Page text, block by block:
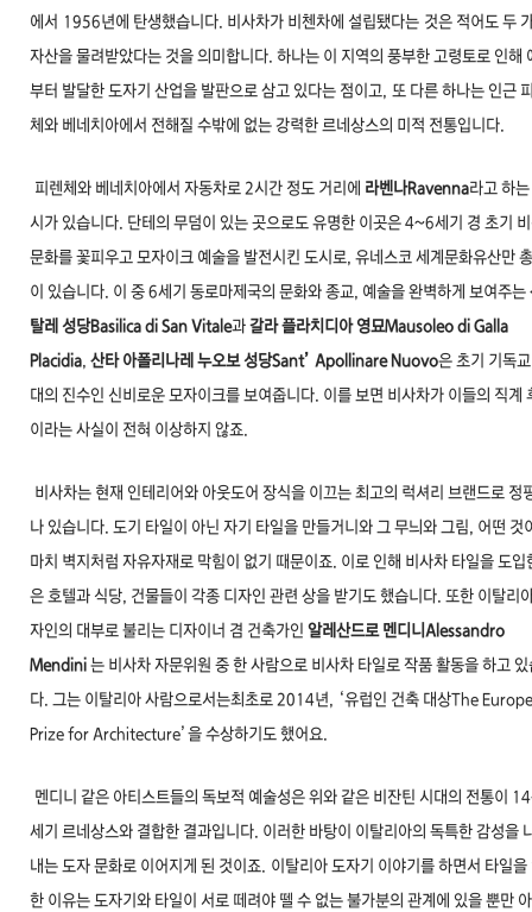
에서 1956년에 탄생했습니다. 비사차가 비첸차에 설립됐다는 것은 적어도 두
자산을 물려받았다는 것을 의미합니 다. 하나는 이 지역의 풍부한 고령토로 인해
부터 발달한 도자기 산업을 발판으로 삼고 있다는 점이고, 또 다른 하나는 인근
체와 베네치아에서 전해질 수밖에 없는 강력한 르네상스의 미적 전통입니다.
피렌체와 베네치아에서 자동차로 2시간 정도 거리에 라벤나Ravenna라고 하
시가 있습니다. 단테의 무덤이 있는 곳으로도 유명한 이곳은 4~6세기 경 초기
문화를 꽃피우고 모자이크 예술을 발전시킨 도시로, 유네스코 세계문화유산만
이 있습니다. 이 중 6세기 동로마제국의 문화와 종교, 예술을 완벽하게 보여주는
탈레 성당Basilica di San Vitale과갈라 플라치디아 영묘Mausoleo di Galla
Placidia, 산타 아폴리나레 누오보 성당Sant’ Apollinare Nuovo은 초기 기독
대의 진수인 신비로운 모자이크를 보여줍니다. 이를 보면 비사차가 이들의 직계
이라는 사실이 전혀 이상하지 않죠.
비사차는 현재 인테리어와 아웃도어 장식을 이끄는 최고의 럭셔리 브랜드로 정
나 있습니다. 도기 타일이 아닌 자기 타일을 만들거니와 그 무늬와 그림, 어떤 것
마치 벽지처럼 자유자재로 막힘이 없기 때문이죠. 이로 인해 비사차 타일을 도입
은 호텔과 식당, 건물들이 각종 디자인 관련 상을 받기도 했습니다. 또한 이탈리
자인의 대부로 불리는 디자이너 겸 건축가인 알레산드로 멘디니Alessandro
Mendini는 비사차 자문위원 중 한 사람으로 비사차 타일로 작품 활동을 하고
다. 그는 이탈리아 사람으로서는최초로 2014년, ‘유럽인 건축 대상The
Prize for Architecture’을 수상하기도 했어요.
멘디니 같은 아티스트들의 독보적 예술성은 위와 같은 비잔틴 시대의 전통이
세기 르네상스와 결합한 결과입니다. 이러한 바탕이 이탈리아의 독특한 감성을
내는 도자 문화로 이어지게 된 것이죠. 이탈리 아 도자기 이야기를 하면서 타일을
한 이유는 도자기와 타일이 서로 떼려야 뗄 수 없는 불가분의 관계 에 있을 뿐만